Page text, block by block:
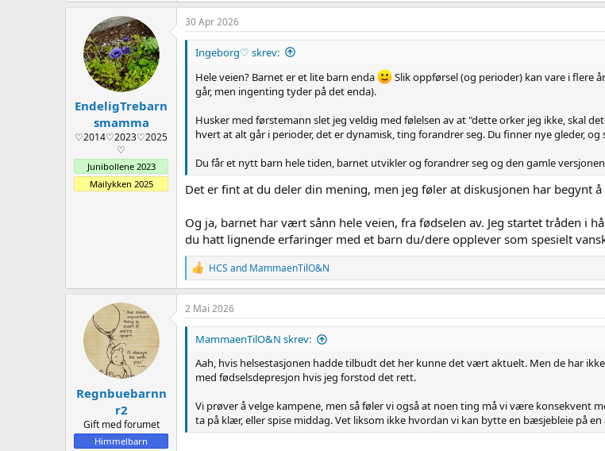
EndeligTrebarn
smamma
♡2014♡2023♡2025
♡
Junibollene 2023
Mailykken 2025
30 Apr 2026
Ingeborg♡ skrev:
Hele veien? Barnet er et lite barn enda
Slik oppførsel (og perioder) kan vare i flere
går, men ingenting tyder på det enda).
Husker med førstemann slet jeg veldig med følelsen av at "dette orker jeg ikke, skal
hvert at alt går i perioder, det er dynamisk, ting forandrer seg. Du finner nye gleder, og
Du får et nytt barn hele tiden, barnet utvikler og forandrer seg og den gamle
Det er fint at du deler din mening, men jeg føler at diskusjonen har begynt
Og ja, barnet har vært sånn hele veien, fra fødselen av. Jeg startet tråden i
du hatt lignende erfaringer med et barn du/dere opplever som spesielt
R
e
a
c
t
i
o
s
:
HCS and MammaenTilO&N
Regnbuebarnn
r2
Gift med forumet
Himmelbarn
2 Mai 2026
MammaenTilO&N skrev:
Aah, hvis helsestasjonen hadde tilbudt det her kunne det vært aktuelt. Men de har
med fødselsdepresjon hvis jeg forstod det rett.
Vi prøver å velge kampene, men så føler vi også at noen ting må vi være konsekvent
ta på klær, eller spise middag. Vet liksom ikke hvordan vi kan bytte en bæsjebleie på en